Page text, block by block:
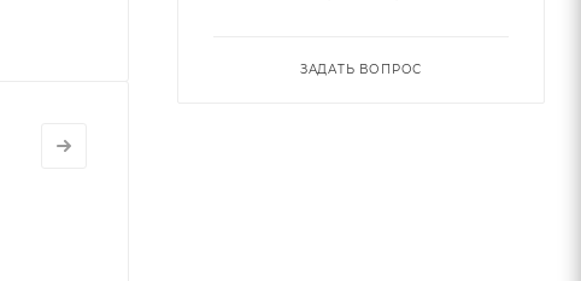
ЗАДАТЬ ВОПРОС